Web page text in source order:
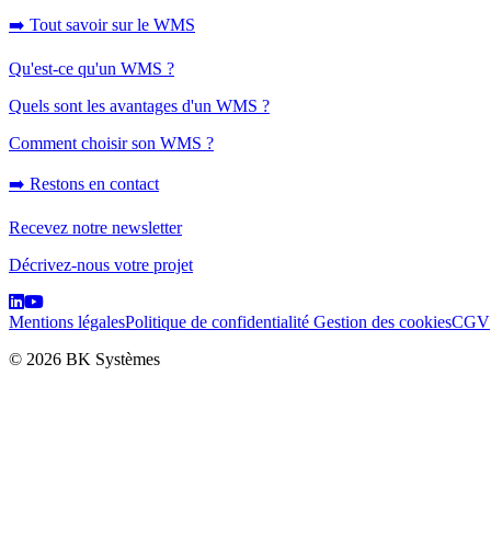
➡️ Tout savoir sur le WMS
Qu'est-ce qu'un WMS ?
Quels sont les avantages d'un WMS ?
Comment choisir son WMS ?
➡️ Restons en contact
Recevez notre newsletter
Décrivez-nous votre projet
Mentions légalesPolitique de confidentialité Gestion des cookiesCGV
© 2026 BK Systèmes